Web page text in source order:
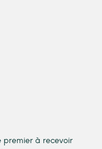
premier à recevoir